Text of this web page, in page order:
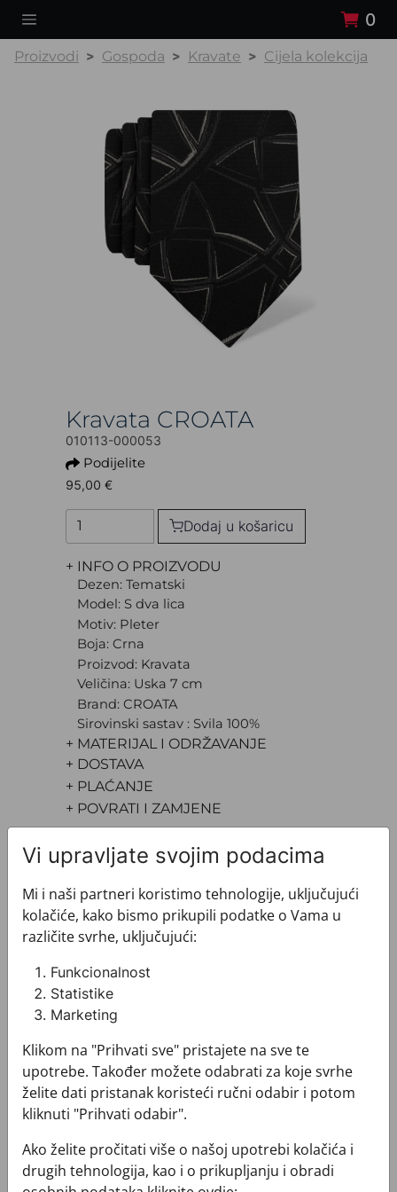
0
Proizvodi Gospoda Kravate Cijela kolekcija
Kravata CROATA
010113-000053
Podijelite
95,00 €
Dodaj u košaricu
+ INFO O PROIZVODU
Dezen: Tematski
Model: S dva lica
Motiv: Pleter
Boja: Crna
Proizvod: Kravata
Veličina: Uska 7 cm
Brand: CROATA
Sirovinski sastav : Svila 100%
+ MATERIJAL I ODRŽAVANJE
+ DOSTAVA
+ PLAĆANJE
+ POVRATI I ZAMJENE
Pogledajte i ovo
Vi upravljate svojim podacima
Mi i naši partneri koristimo tehnologije, uključujući
kolačiće, kako bismo prikupili podatke o Vama u
različite svrhe, uključujući:
Funkcionalnost
Statistike
Marketing
Klikom na "Prihvati sve" pristajete na sve te
upotrebe. Također možete odabrati za koje svrhe
želite dati pristanak koristeći ručni odabir i potom
kliknuti "Prihvati odabir".
Ako želite pročitati više o našoj upotrebi kolačića i
drugih tehnologija, kao i o prikupljanju i obradi